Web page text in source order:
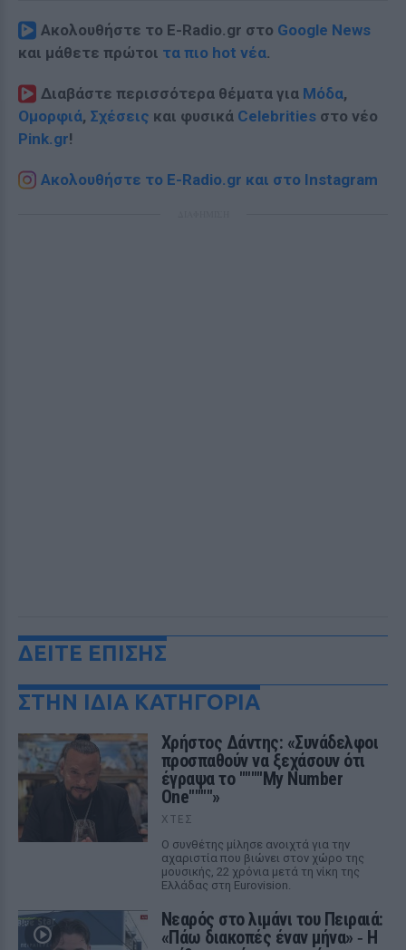
Ακολουθήστε το E-Radio.gr στο Google News
και μάθετε πρώτοι τα πιο hot νέα.
Διαβάστε περισσότερα θέματα για Μόδα,
Ομορφιά, Σχέσεις και φυσικά Celebrities στο νέο
Pink.gr!
Ακολουθήστε το E-Radio.gr και στο Instagram
ΔΕΙΤΕ ΕΠΙΣΗΣ
ΣΤΗΝ ΙΔΙΑ ΚΑΤΗΓΟΡΙΑ
Χρήστος Δάντης: «Συνάδελφοι
προσπαθούν να ξεχάσουν ότι
έγραψα το """"My Number
One""""»
ΧΤΕΣ
Ο συνθέτης μίλησε ανοιχτά για την
αχαριστία που βιώνει στον χώρο της
μουσικής, 22 χρόνια μετά τη νίκη της
Ελλάδας στη Eurovision.
Νεαρός στο λιμάνι του Πειραιά:
«Πάω διακοπές έναν μήνα» ‑ Η